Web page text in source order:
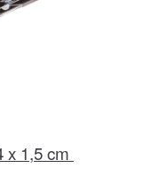
x 1,5 cm